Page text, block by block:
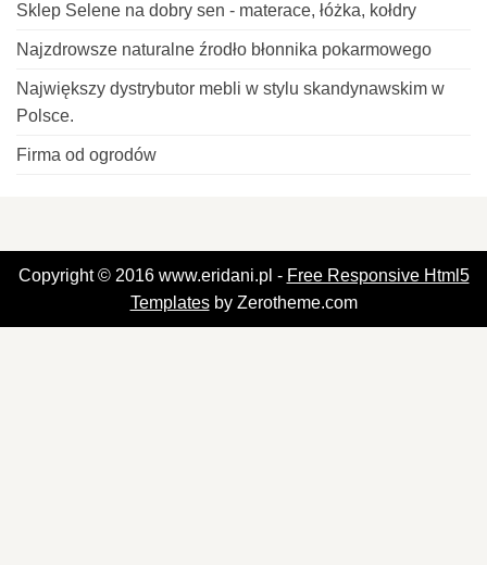
Sklep Selene na dobry sen - materace, łóżka, kołdry
Najzdrowsze naturalne źrodło błonnika pokarmowego
Największy dystrybutor mebli w stylu skandynawskim w
Polsce.
Firma od ogrodów
Copyright © 2016 www.eridani.pl - Free Responsive Html5
Templatesby Zerotheme.com